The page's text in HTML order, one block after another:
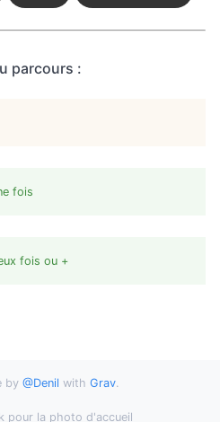
parcours :
fois
fois ou +
by @Denil with Grav.
pour la photo d'accueil